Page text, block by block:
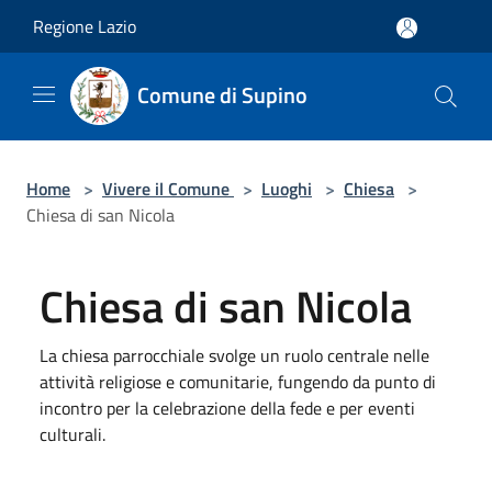
Regione Lazio
Comune di Supino
Home > Vivere il Comune > Luoghi > Chiesa >
Chiesa di san Nicola
Chiesa di san Nicola
La chiesa parrocchiale svolge un ruolo centrale nelle
attività religiose e comunitarie, fungendo da punto di
incontro per la celebrazione della fede e per eventi
culturali.